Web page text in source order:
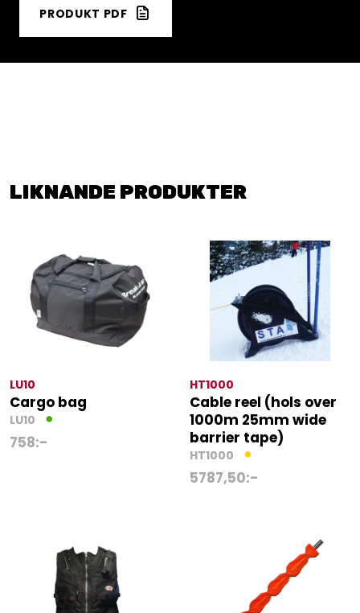
PRODUKT PDF
LIKNANDE PRODUKTER
LU10
Cargo bag
LU10
758:-
HT1000
Cable reel (hols over
1000m 25mm wide
barrier tape)
HT1000
5787,50:-